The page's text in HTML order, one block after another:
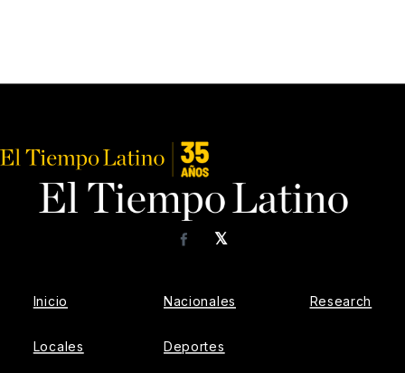
𝕏
Facebook
Inicio
Locales
Nacionales
Deportes
Research